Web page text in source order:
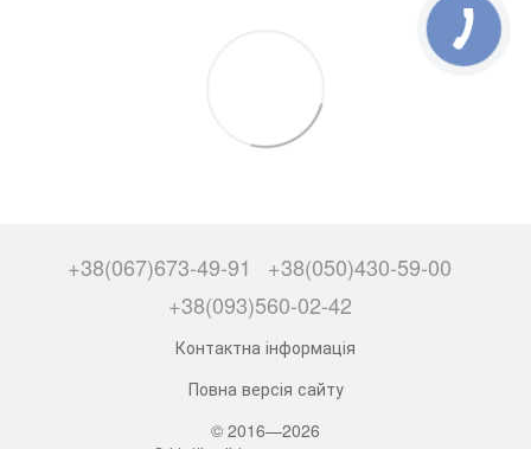
+38(067)673-49-91
+38(050)430-59-00
+38(093)560-02-42
Контактна інформація
Повна версія сайту
© 2016—2026